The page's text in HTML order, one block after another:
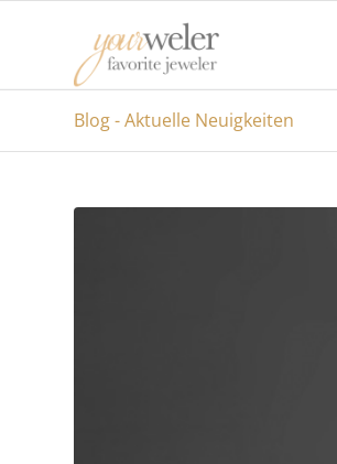
Blog - Aktuelle Neuigkeiten